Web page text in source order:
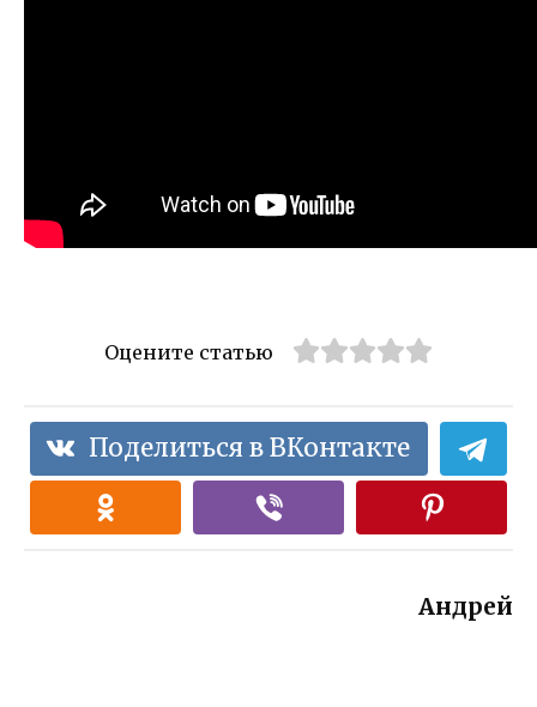
Оцените статью
Поделиться в ВКонтакте
Андрей